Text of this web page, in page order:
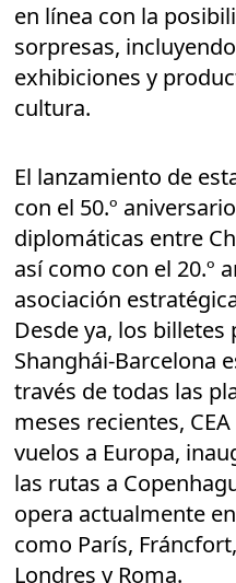
en línea con la
sorpresas,
exhibiciones y
cultura.
El lanzamiento de
con el 50.º
diplomáticas entre
así como con el 20.º
asociación
Desde ya, los billetes
Shanghái-Barcelona
través de todas las
meses recientes,
vuelos a Europa,
las rutas a
opera actualmente
como París,
Londres y Roma.